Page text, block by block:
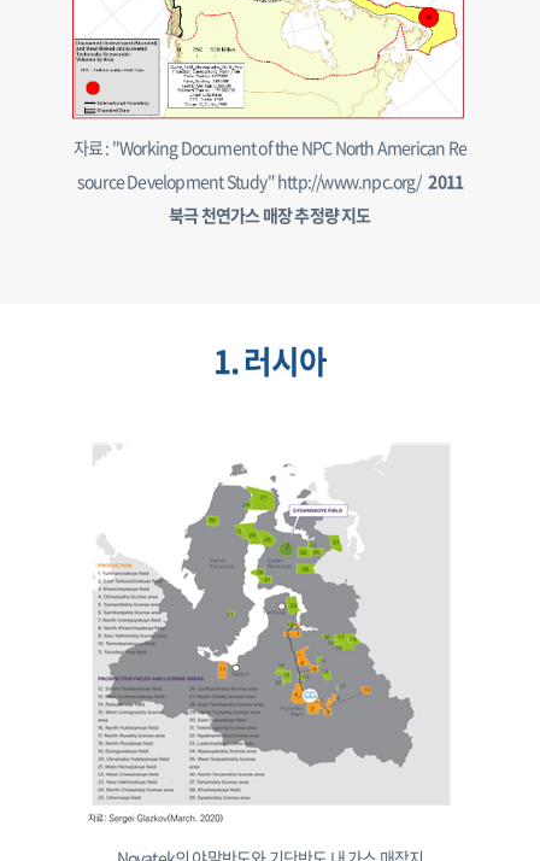
자료 : "Working Document of the NPC North American Re
source Development Study" http://www.npc.org/ 2011
북극 천연가스 매장 추정량 지도
1. 러시아